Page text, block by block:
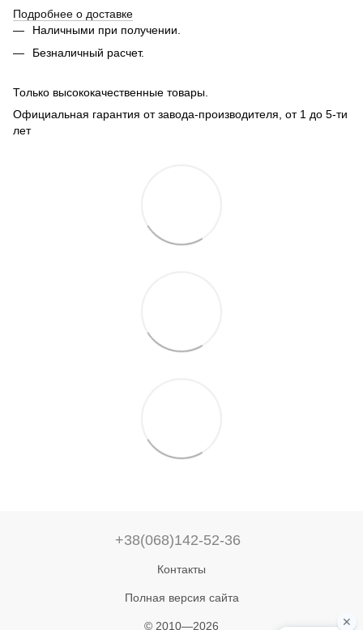
Подробнее о доставке
Наличными при получении.
Безналичный расчет.
Только высококачественные товары.
Официальная гарантия от завода-производителя, от 1 до 5-ти
лет
+38(068)142-52-36
Контакты
Полная версия сайта
© 2010—2026